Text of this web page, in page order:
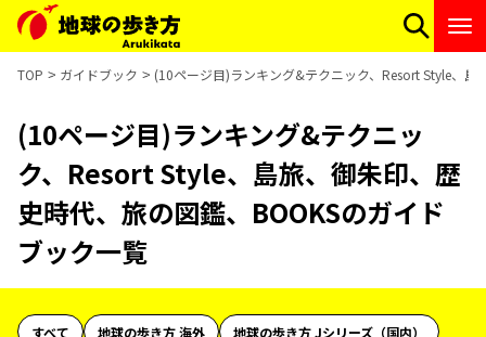
TOP ガイドブック (10ページ目)ランキング&テクニック、Resort Style、
(10ページ目)ランキング&テクニッ
ク、Resort Style、島旅、御朱印、歴
史時代、旅の図鑑、BOOKSのガイド
ブック一覧
すべて 地球の歩き方 海外
地球の歩き方 Jシリーズ（国内）